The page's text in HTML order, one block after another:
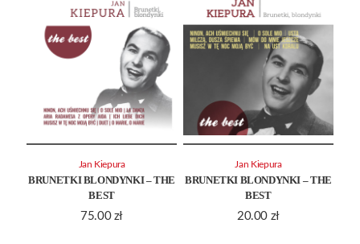
BRUNETKI BLONDYNKI – THE
BEST
75.00 zł
Jan Kiepura
BRUNETKI BLONDYNKI – THE
BEST
20.00 zł
Jan Kiepura